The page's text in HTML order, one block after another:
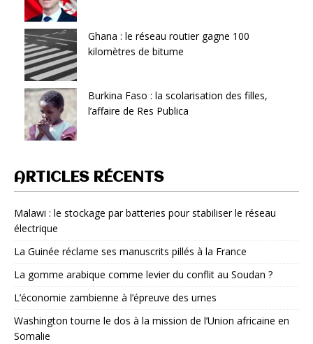
Ghana : le réseau routier gagne 100
kilomètres de bitume
Burkina Faso : la scolarisation des filles,
l’affaire de Res Publica
ARTICLES RÉCENTS
Malawi : le stockage par batteries pour stabiliser le réseau
électrique
La Guinée réclame ses manuscrits pillés à la France
La gomme arabique comme levier du conflit au Soudan ?
L’économie zambienne à l’épreuve des urnes
Washington tourne le dos à la mission de l’Union africaine en
Somalie